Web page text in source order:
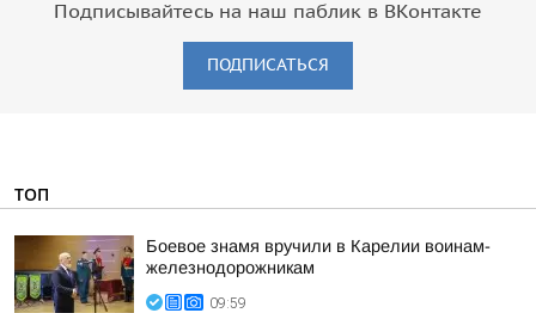
Подписывайтесь на наш паблик в ВКонтакте
ПОДПИСАТЬСЯ
ТОП
Боевое знамя вручили в Карелии воинам-
железнодорожникам
09:59